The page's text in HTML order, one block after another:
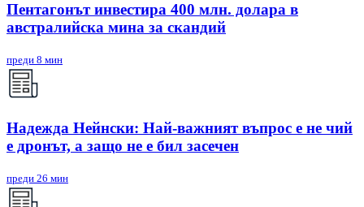
Пентагонът инвестира 400 млн. долара в
австралийска мина за скандий
преди 8 мин
Надежда Нейнски: Най-важният въпрос е не чий
е дронът, а защо не е бил засечен
преди 26 мин